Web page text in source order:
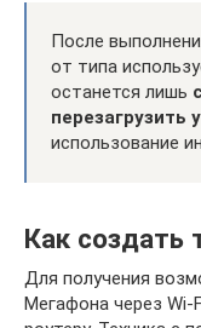
После
от типа
останется лишь
перезагрузить
использование
Как создать
Для получения
Мегафона через